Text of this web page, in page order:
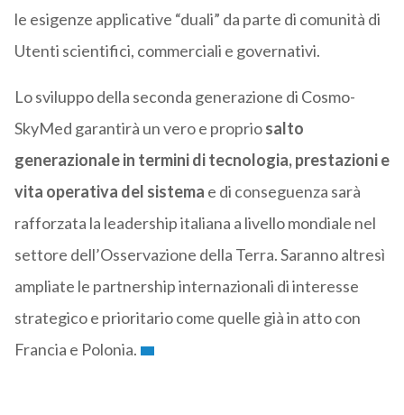
le esigenze applicative “duali” da parte di comunità di
Utenti scientifici, commerciali e governativi.
Lo sviluppo della seconda generazione di Cosmo-
SkyMed garantirà un vero e propriosalto
generazionale in termini di tecnologia, prestazioni e
vita operativa del sistema e di conseguenza sarà
rafforzata la leadership italiana a livello mondiale nel
settore dell’Osservazione della Terra. Saranno altresì
ampliate le partnership internazionali di interesse
strategico e prioritario come quelle già in atto con
Francia e Polonia.